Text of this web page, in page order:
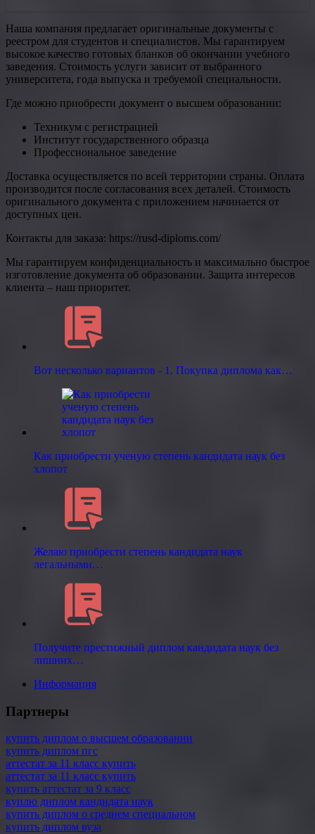
Наша компания предлагает оригинальные документы с
реестром для студентов и специалистов. Мы гарантируем
высокое качество готовых бланков об окончании учебного
заведения. Стоимость услуги зависит от выбранного
университета, года выпуска и требуемой специальности.
Где можно приобрести документ о высшем образовании:
Техникум с регистрацией
Институт государственного образца
Профессиональное заведение
Доставка осуществляется по всей территории страны. Оплата
производится после согласования всех деталей. Стоимость
оригинального документа с приложением начинается от
доступных цен.
Контакты для заказа: https://rusd-diploms.com/
Мы гарантируем конфиденциальность и максимально быстрое
изготовление документа об образовании. Защита интересов
клиента – наш приоритет.
Вот несколько вариантов - 1. Покупка диплома как…
Как приобрести ученую степень кандидата наук без
хлопот
Желаю приобрести степень кандидата наук
легальными…
Получите престижный диплом кандидата наук без
лишних…
Информация
Партнеры
купить диплом о высшем образовании
купить диплом пгс
аттестат за 11 класс купить
аттестат за 11 класс купить
купить аттестат за 9 класс
куплю диплом кандидата наук
купить диплом о среднем специальном
купить диплом вуза